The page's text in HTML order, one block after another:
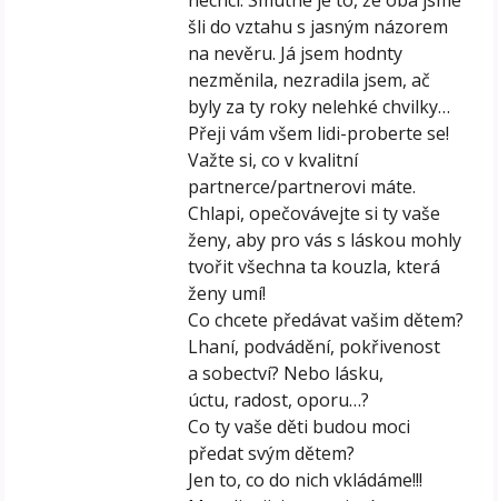
šli do vztahu s jasným názorem
na nevěru. Já jsem hodnty
nezměnila, nezradila jsem, ač
byly za ty roky nelehké chvilky…
Přeji vám všem lidi-proberte se!
Važte si, co v kvalitní
partnerce/partnerovi máte.
Chlapi, opečovávejte si ty vaše
ženy, aby pro vás s láskou mohly
tvořit všechna ta kouzla, která
ženy umí!
Co chcete předávat vašim dětem?
Lhaní, podvádění, pokřivenost
a sobectví? Nebo lásku,
úctu, radost, oporu…?
Co ty vaše děti budou moci
předat svým dětem?
Jen to, co do nich vkládáme!!!